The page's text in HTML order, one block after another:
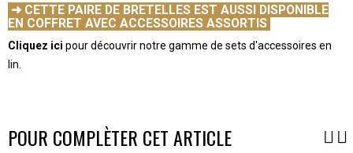
➜ CETTE PAIRE DE BRETELLES EST AUSSI DISPONIBLE
EN COFFRET AVEC ACCESSOIRES ASSORTIS
Cliquez ici pour découvrir notre gamme de sets d'accessoires en
lin.
POUR COMPLÈTER CET ARTICLE